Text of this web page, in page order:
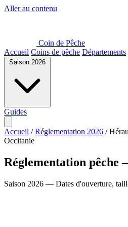
Aller au contenu
Coin de Pêche
Accueil Coins de pêche Départements
Saison 2026
Guides
Accueil / Réglementation 2026 /
Occitanie
Réglementation
Saison 2026 — Dates d'ouverture,